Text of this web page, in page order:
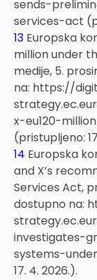
sends-
services-act
13 Europska
million under
medije, 5.
na: https://
x-eu120-
(pristupljeno:
14 Europska
and X’s
Services Act,
dostupno na:
investigates-
systems-
17. 4. 2026.).